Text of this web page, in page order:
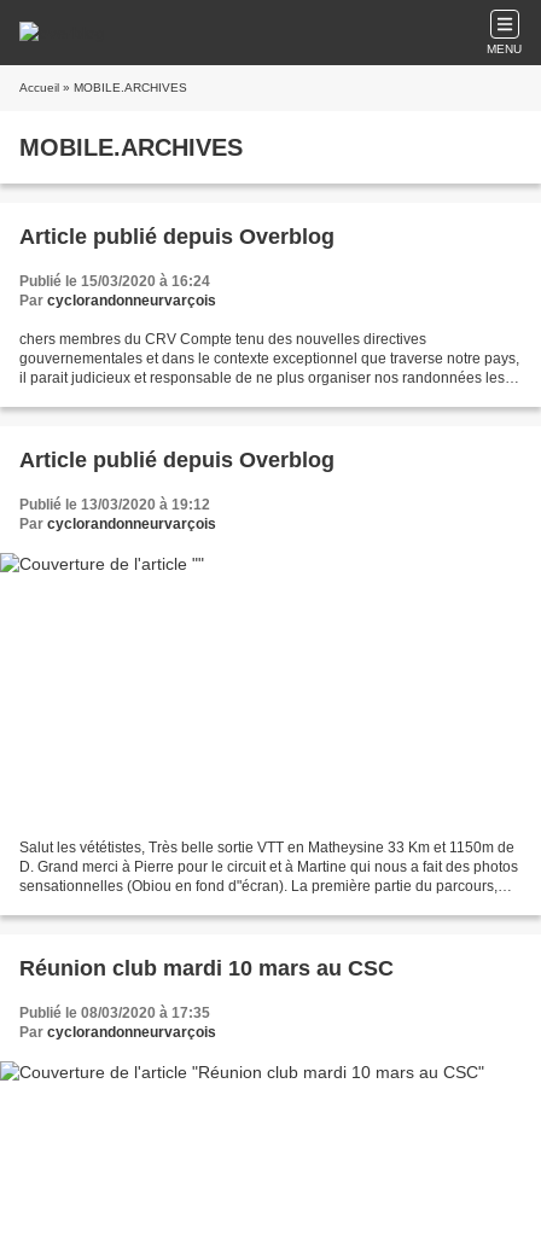
MENU
Accueil » MOBILE.ARCHIVES
MOBILE.ARCHIVES
Article publié depuis Overblog
Publié le 15/03/2020 à 16:24
Par cyclorandonneurvarçois
chers membres du CRV Compte tenu des nouvelles directives
gouvernementales et dans le contexte exceptionnel que traverse notre pays,
il parait judicieux et responsable de ne plus organiser nos randonnées les
Article publié depuis Overblog
Publié le 13/03/2020 à 19:12
Par cyclorandonneurvarçois
Salut les vététistes, Très belle sortie VTT en Matheysine 33 Km et 1150m de
D. Grand merci à Pierre pour le circuit et à Martine qui nous a fait des photos
sensationnelles (Obiou en fond d"écran). La première partie du parcours,
Réunion club mardi 10 mars au CSC
Publié le 08/03/2020 à 17:35
Par cyclorandonneurvarçois